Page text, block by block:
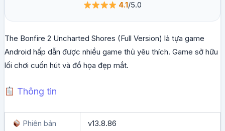
4.1 /5.0
The Bonfire 2 Uncharted Shores (Full Version) là tựa game
Android hấp dẫn được nhiều game thủ yêu thích. Game sở hữu
lối chơi cuốn hút và đồ họa đẹp mắt.
Thông tin
Phiên bản v13.8.86